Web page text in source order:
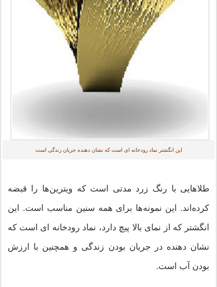
این انگشتر نماد رودخانه ای است که نشان دهنده جریان زندگی است
طلاهایی با رنگ زرد مدتی است که ویترین‌ها را قبضه
کرده‌اند. این نمونه‌ها برای همه سنین مناسب است. این
انگشتر که از نمای بالا پیچ دارد، نماد رودخانه ای است که
نشان دهنده در جریان بودن زندگی و همچنین با ارزش
بودن آب است.